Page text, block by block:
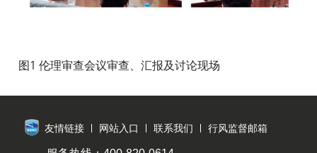
图1 伦理审查会议审查、汇报及讨论现场
友情链接 网站入口 联系我们 行风监督邮箱